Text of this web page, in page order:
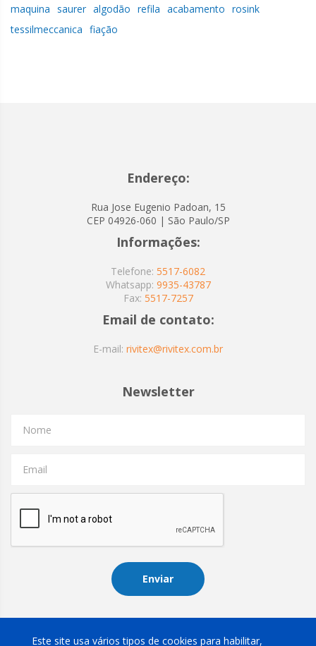
maquina saurer algodão refila acabamento rosink
tessilmeccanica fiação
Este site usa vários tipos de cookies para habilitar,
Endereço:
Rua Jose Eugenio Padoan, 15
CEP 04926-060 | São Paulo/SP
Informações:
Telefone: 5517-6082
Whatsapp: 9935-43787
Fax: 5517-7257
Email de contato:
E-mail: rivitex@rivitex.com.br
Newsletter
Nome
Email
Enviar